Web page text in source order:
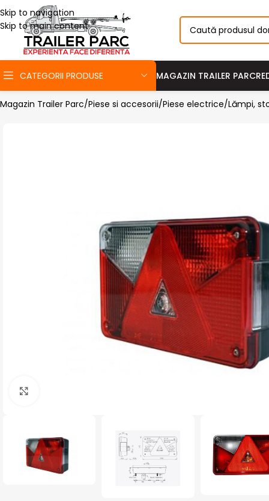
Skip to navigation
Skip to main content
CATEGORII PRODUSE MAGAZIN TRAILER PARC
Magazin Trailer Parc Piese si accesorii Piese electrice Lămpi,